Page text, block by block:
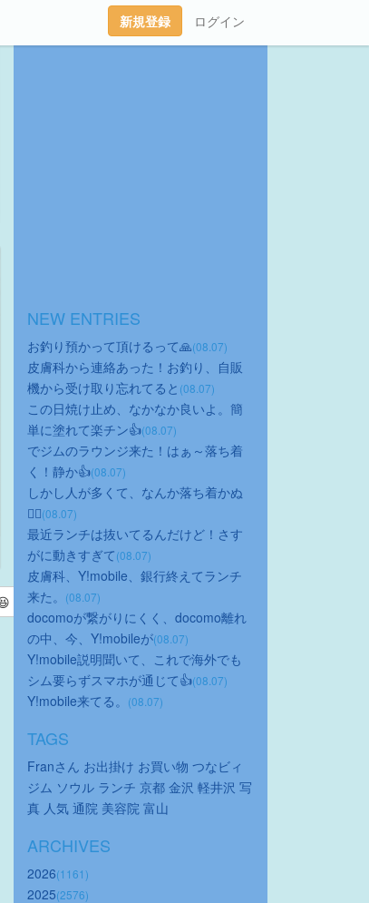
新規登録 ログイン
NEW ENTRIES
お釣り預かって頂けるって🙏(08.07)
皮膚科から連絡あった！お釣り、自販
機から受け取り忘れてると (08.07)
この日焼け止め、なかなか良いよ。簡
単に塗れて楽チン👍(08.07)
でジムのラウンジ来た！はぁ～落ち着
く！静か👍(08.07)
しかし人が多くて、なんか落ち着かぬ
😮‍💨(08.07)
最近ランチは抜いてるんだけど！さす
がに動きすぎて(08.07)
皮膚科、Y!mobile、銀行終えてランチ
来た。 (08.07)
docomoが繋がりにくく、docomo離れ
の中、今、Y!mobileが(08.07)
Y!mobile説明聞いて、これで海外でも
シム要らずスマホが通じて👍(08.07)
Y!mobile来てる。 (08.07)
TAGS
Franさん お出掛け お買い物 つなビィ
ジム ソウル ランチ 京都 金沢 軽井沢 写
真 人気 通院 美容院 富山
ARCHIVES
2026(1161)
2025(2576)